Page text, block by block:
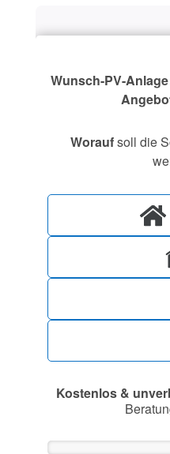
Wunsch-PV-
Woraufsoll die
Kostenlos &